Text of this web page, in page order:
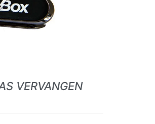
VERVANGEN